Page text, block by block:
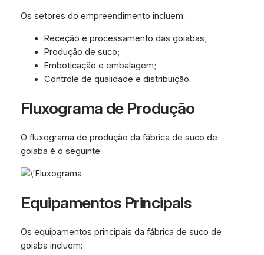
Os setores do empreendimento incluem:
Receção e processamento das goiabas;
Produção de suco;
Emboticação e embalagem;
Controle de qualidade e distribuição.
Fluxograma de Produção
O fluxograma de produção da fábrica de suco de
goiaba é o seguinte:
Equipamentos Principais
Os equipamentos principais da fábrica de suco de
goiaba incluem: